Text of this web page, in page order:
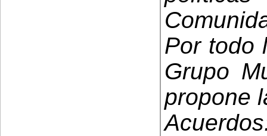
Por todo
Grupo
propone